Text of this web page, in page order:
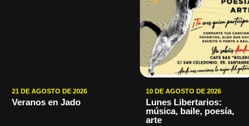
21 DE AGOSTO DE 2026
Veranos en Jado
10 DE AGOSTO DE 2026
Lunes Libertarios:
música, baile, poesía,
arte